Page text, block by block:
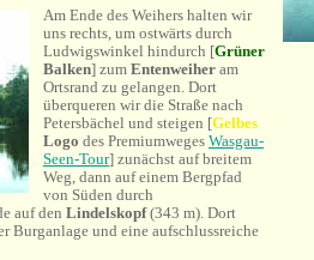
Am Ende des Weihers halten wir
uns rechts, um ostwärts durch
Ludwigswinkel hindurch [Grüner
Balken] zum Entenweiher am
Ortsrand zu gelangen. Dort
überqueren wir die Straße nach
Petersbächel und steigen [Gelbes
Logo des Premiumweges Wasgau-
Seen-Tour] zunächst auf breitem
Weg, dann auf einem Bergpfad
von Süden durch
auf den Lindelskopf(343 m). Dort
Burganlage und eine aufschlussreiche